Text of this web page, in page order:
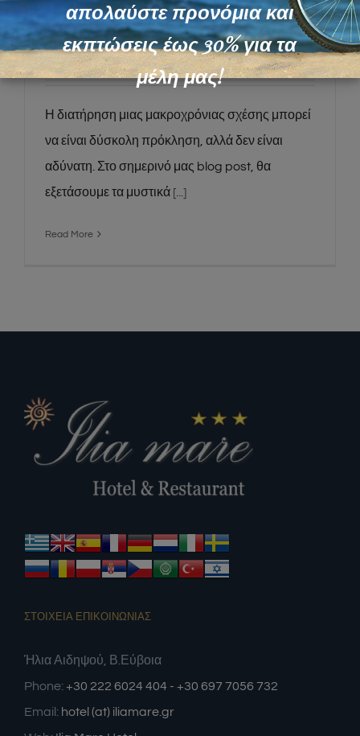
Μυστικά για Μακροχρόνιες Σχέσεις:
Πώς να Διατηρήσετε τον Έρωτα
Ζωντανό;
Η διατήρηση μιας μακροχρόνιας σχέσης μπορεί
να είναι δύσκολη πρόκληση, αλλά δεν είναι
αδύνατη. Στο σημερινό μας blog post, θα
εξετάσουμε τα μυστικά [...]
Read More
ΣΤΟΙΧΕΙΑ ΕΠΙΚΟΙΝΩΝΙΑΣ
Ήλια Αιδηψού, Β.Εύβοια
Phone: +30 222 6024 404 - +30 697 7056 732
Email: hotel (at) iliamare.gr
απολαύστε προνόμια και
εκπτώσεις έως 30% για τα
μέλη μας!